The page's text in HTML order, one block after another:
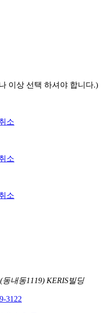
이상 선택 하셔야 합니다.)
소
소
소
내동1119) KERIS빌딩
3122